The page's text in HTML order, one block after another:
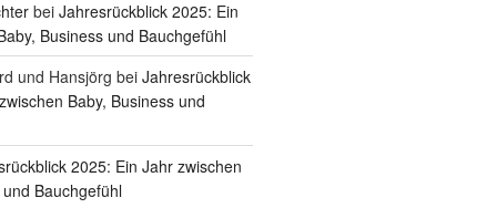
bei Jahresrückblick 2025: Ein
Business und Bauchgefühl
und Hansjörg bei Jahresrückblick
Baby, Business und
2025: Ein Jahr zwischen
Bauchgefühl